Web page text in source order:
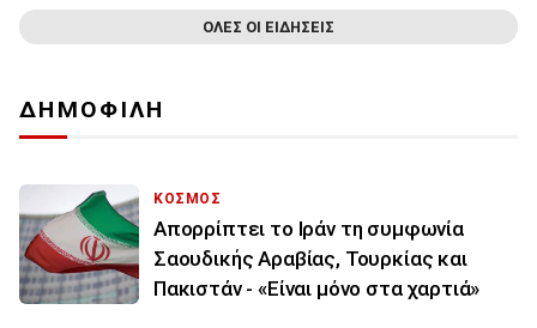
ΟΛΕΣ ΟΙ ΕΙΔΗΣΕΙΣ
ΔΗΜΟΦΙΛΗ
ΚΟΣΜΟΣ
Απορρίπτει το Ιράν τη συμφωνία
Σαουδικής Αραβίας, Τουρκίας και
Πακιστάν - «Είναι μόνο στα χαρτιά»